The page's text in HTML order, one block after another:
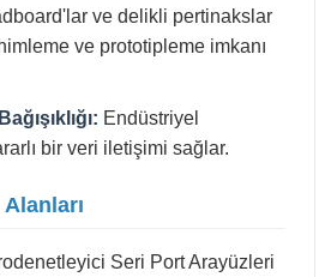
ve delikli pertinakslar
ve prototipleme imkanı
Endüstriyel
bir veri iletişimi sağlar.
Seri Port Arayüzleri